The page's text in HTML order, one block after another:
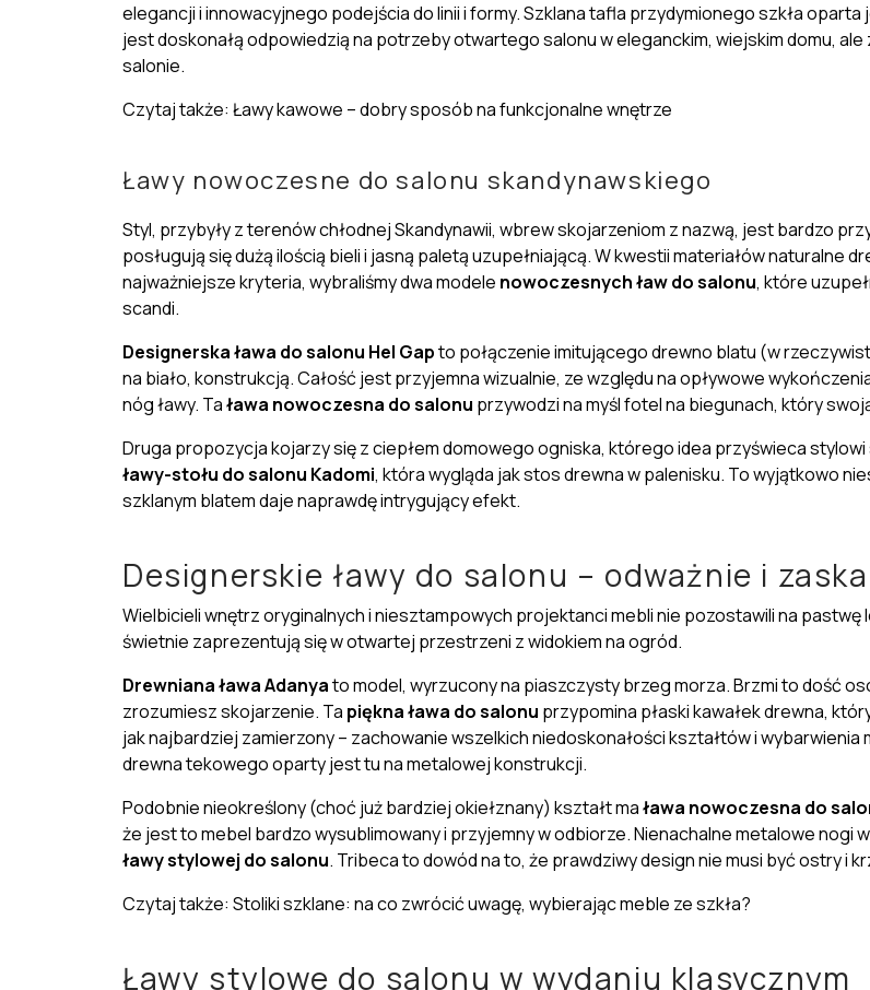
elegancjii innowacyjnego podejścia do linii i formy. Szklana tafla przydymionego szkła
jest doskonałą odpowiedzią na potrzeby otwartego salonu w eleganckim, wiejskim domu,
salonie.
Czytaj także: Ławy kawowe – dobry sposób na funkcjonalne wnętrze
Ławy nowoczesne do salonu skandynawskiego
Styl, przybyły z terenów chłodnej Skandynawii, wbrew skojarzeniom z nazwą, jest bardzo
posługują się dużą ilością bieli i jasną paletą uzupełniającą. W kwestii materiałównaturalne
najważniejsze kryteria, wybraliśmy dwa modele nowoczesnych ław do salonu, które
scandi.
Designerska ława do salonu Hel Gapto połączenie imitującego drewno blatu (w
na biało, konstrukcją. Całość jest przyjemna wizualnie, ze względu na opływowe
nóg ławy. Taława nowoczesna do salonu przywodzi na myśl fotel na biegunach, który
Druga propozycja kojarzy się z ciepłem domowego ogniska, którego idea przyświeca
ławy-stołu do salonu Kadomi, która wygląda jak stos drewna w palenisku. To wyjątkowo
szklanym blatem daje naprawdę intrygujący efekt.
Designerskie ławy do salonu – odważnie i
Wielbicieli wnętrz oryginalnych i niesztampowych projektanci mebli nie pozostawili na
świetnie zaprezentują się w otwartej przestrzeni z widokiem na ogród.
Drewniana ławaAdanyato model, wyrzucony na piaszczysty brzeg morza. Brzmi to dość
zrozumiesz skojarzenie. Ta piękna ława do salonu przypomina płaski kawałek drewna,
jak najbardziej zamierzony – zachowanie wszelkich niedoskonałości kształtów i
drewna tekowego oparty jest tu na metalowej konstrukcji.
Podobnie nieokreślony (choć już bardziej okiełznany) kształt maława nowoczesna do
że jest to mebel bardzo wysublimowany i przyjemny w odbiorze. Nienachalne metalowe nogi
ławy stylowej do salonu. Tribeca to dowód na to, że prawdziwy design nie musi być ostry i
Czytaj także: Stoliki szklane: na co zwrócić uwagę, wybierając meble ze szkła?
Ławy stylowe do salonu w wydaniu klasycznym